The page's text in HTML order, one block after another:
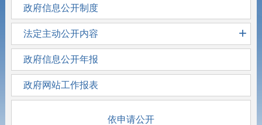
政府信息公开制度
法定主动公开内容 +
政府信息公开年报
政府网站工作报表
依申请公开